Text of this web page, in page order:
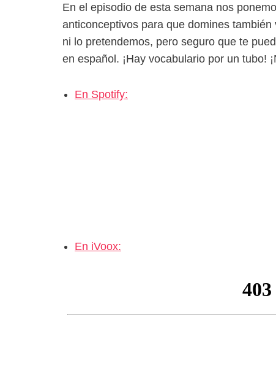
En el episodio de esta semana nos
anticonceptivos para que domines
ni lo pretendemos, pero seguro que te
en español. ¡Hay vocabulario por un tubo!
En Spotify:
En iVoox: